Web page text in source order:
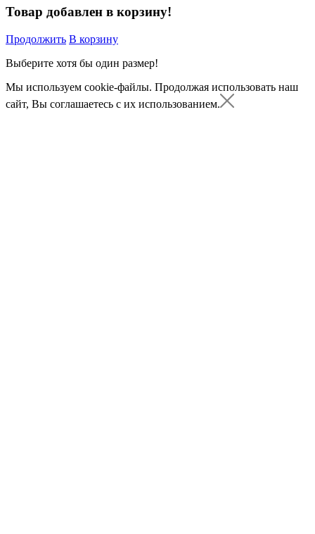
Товар добавлен в корзину!
Продолжить В корзину
Выберите хотя бы один размер!
Мы используем cookie-файлы. Продолжая использовать наш
сайт, Вы соглашаетесь с их использованием.